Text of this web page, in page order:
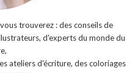
trouverez : des conseils de
d'experts du monde du
ateliers d'écriture, des coloriages